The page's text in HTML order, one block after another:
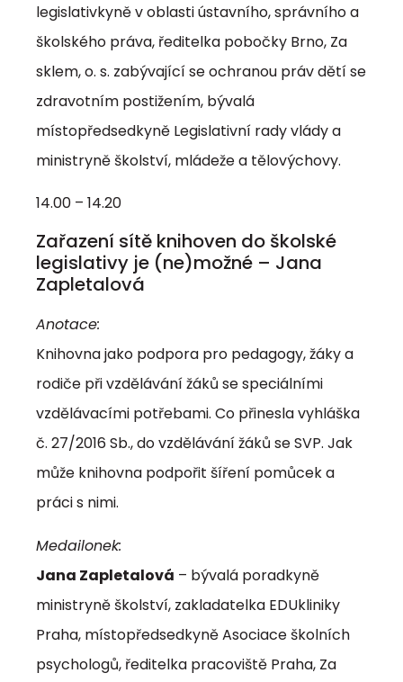
legislativkyně v oblasti ústavního, správního a
školského práva, ředitelka pobočky Brno, Za
sklem, o. s. zabývající se ochranou práv dětí se
zdravotním postižením, bývalá
místopředsedkyně Legislativní rady vlády a
ministryně školství, mládeže a tělovýchovy.
14.00 – 14.20
Zařazení sítě knihoven do školské
legislativy je (ne)možné – Jana
Zapletalová
Anotace:
Knihovna jako podpora pro pedagogy, žáky a
rodiče při vzdělávání žáků se speciálními
vzdělávacími potřebami. Co přinesla vyhláška
č. 27/2016 Sb., do vzdělávání žáků se SVP. Jak
může knihovna podpořit šíření pomůcek a
práci s nimi.
Medailonek:
Jana Zapletalová – bývalá poradkyně
ministryně školství, zakladatelka EDUkliniky
Praha, místopředsedkyně Asociace školních
psychologů, ředitelka pracoviště Praha, Za